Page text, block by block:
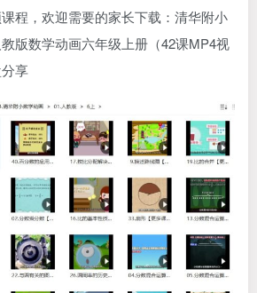
程，欢迎需要的家长下载： 清华附小
教版数学动画六年级上册（42课MP4视
享